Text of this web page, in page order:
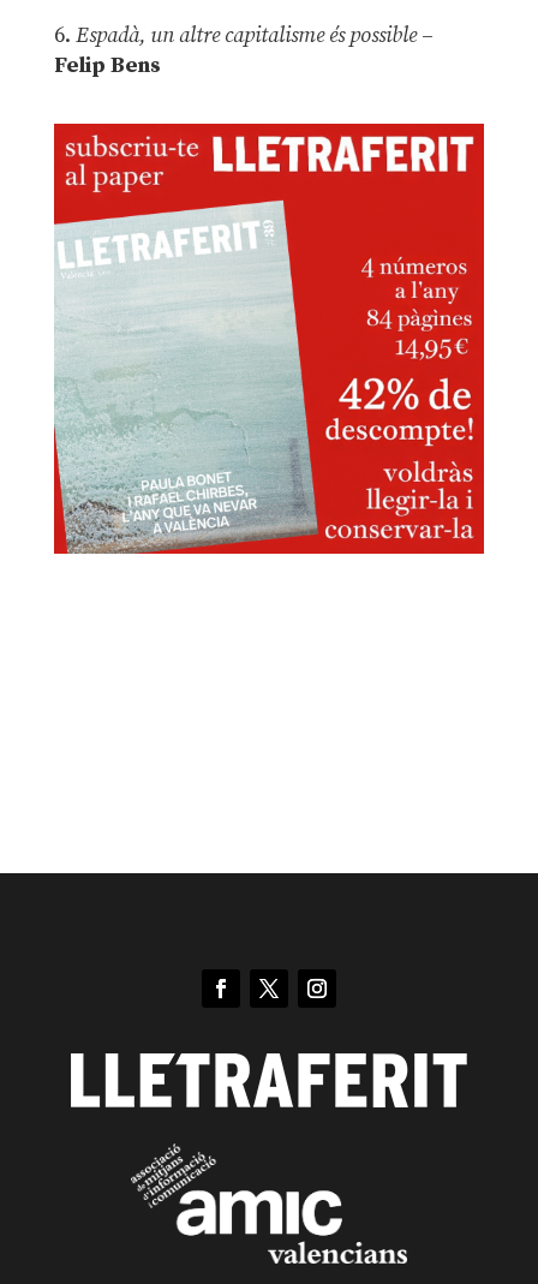
6. Espadà, un altre capitalisme és possible –
Felip Bens